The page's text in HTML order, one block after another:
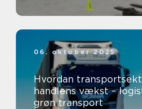
06. oktober 2025
Hvordan
handlens vækst –
grøn transport